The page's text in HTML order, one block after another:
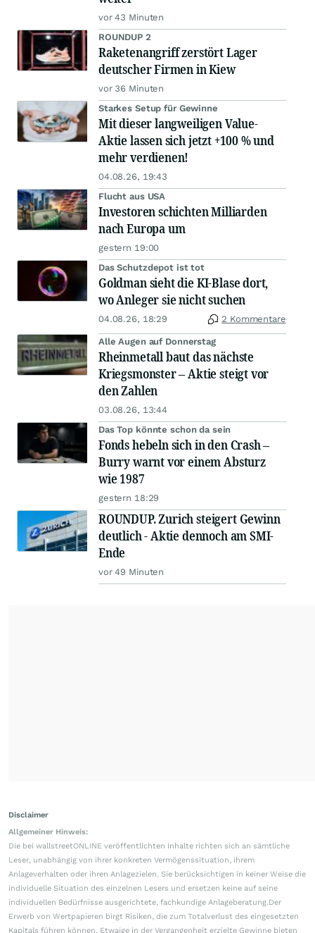
vor 43 Minuten
ROUNDUP 2
Raketenangriff zerstört Lager
deutscher Firmen in Kiew
vor 36 Minuten
Starkes Setup für Gewinne
Mit dieser langweiligen Value-
Aktie lassen sich jetzt +100 % und
mehr verdienen!
04.08.26, 19:43
Flucht aus USA
Investoren schichten Milliarden
nach Europa um
gestern 19:00
Das Schutzdepot ist tot
Goldman sieht die KI-Blase dort,
wo Anleger sie nicht suchen
04.08.26, 18:29 2 Kommentare
Alle Augen auf Donnerstag
Rheinmetall baut das nächste
Kriegsmonster – Aktie steigt vor
den Zahlen
03.08.26, 13:44
Das Top könnte schon da sein
Fonds hebeln sich in den Crash –
Burry warnt vor einem Absturz
wie 1987
gestern 18:29
ROUNDUP. Zurich steigert Gewinn
deutlich - Aktie dennoch am SMI-
Ende
vor 49 Minuten
Disclaimer
Allgemeiner Hinweis:
Die bei wallstreetONLINE veröffentlichten Inhalte richten sich an sämtliche
Leser, unabhängig von ihrer konkreten Vermögenssituation, ihrem
Anlageverhalten oder ihren Anlagezielen. Sie berücksichtigen in keiner Weise die
individuelle Situation des einzelnen Lesers und ersetzen keine auf seine
individuellen Bedürfnisse ausgerichtete, fachkundige Anlageberatung.Der
Erwerb von Wertpapieren birgt Risiken, die zum Totalverlust des eingesetzten
Kapitals führen können. Etwaige in der Vergangenheit erzielte Gewinne bieten